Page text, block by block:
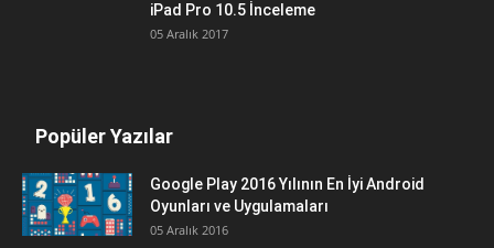
iPad Pro 10.5 İnceleme
05 Aralık 2017
Popüler Yazılar
Google Play 2016 Yılının En İyi Android
Oyunları ve Uygulamaları
05 Aralık 2016